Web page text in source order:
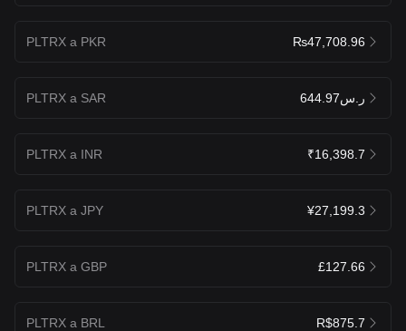
PLTRX a PKR ₨47,708.96
PLTRX a SAR ر.س644.97
PLTRX a INR ₹16,398.7
PLTRX a JPY ¥27,199.3
PLTRX a GBP £127.66
PLTRX a BRL R$875.7